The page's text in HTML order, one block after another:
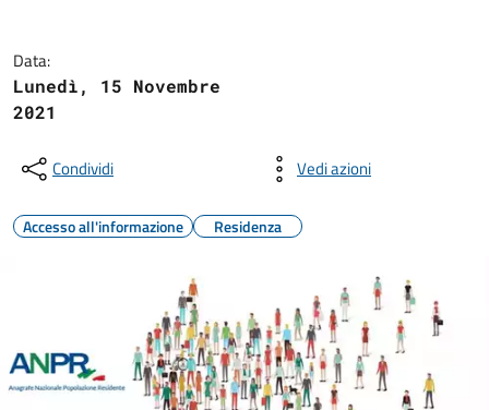
Data:
Lunedì, 15 Novembre
2021
Condividi Vedi azioni
Accesso all'informazione Residenza